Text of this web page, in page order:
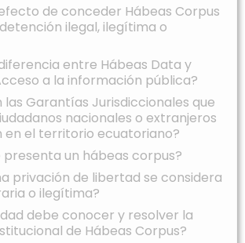
de conceder Hábeas Corpus
ilegal, ilegítima o
entre Hábeas Data y
a la información pública?
las Garantías Jurisdiccionales que
nacionales o extranjeros
en el territorio ecuatoriano?
presenta un hábeas corpus?
privación de libertad se considera
o ilegítima?
debe conocer y resolver la
de Hábeas Corpus?